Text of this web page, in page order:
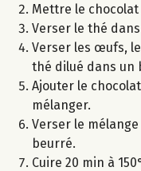
Mettre le
Verser le thé dans
Verser les œufs,
thé dilué dans un
Ajouter le
mélanger.
Verser le
beurré.
Cuire 20 min à